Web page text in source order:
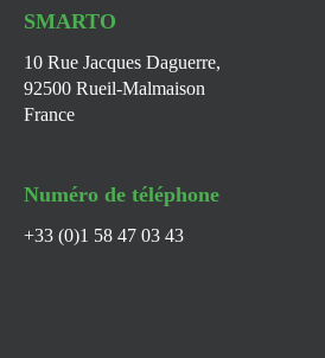
SMARTO
10 Rue Jacques Daguerre,
92500 Rueil-Malmaison
France
Numéro de téléphone
+33 (0)1 58 47 03 43